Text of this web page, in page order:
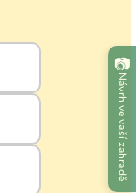
📷
Návrh ve vaší zahradě